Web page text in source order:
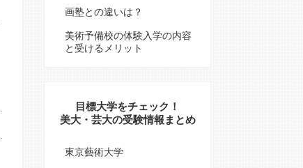
画塾との違いは？
美術予備校の体験入学の内容
と受けるメリット
目標大学をチェック！
美大・芸大の受験情報まとめ
東京藝術大学